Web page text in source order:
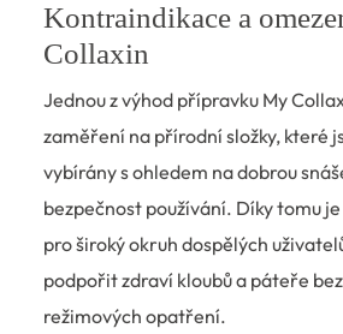
Kontraindikace a
Collaxin
Jednou z výhod přípravku My
zaměření na přírodní složky, které
vybírány s ohledem na dobrou
bezpečnost používání. Díky tomu
pro široký okruh dospělých
podpořit zdraví kloubů a páteře
režimových opatření.